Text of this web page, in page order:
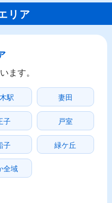
リア
ます。
駅 妻田
子 戸室
子 緑ケ丘
全域